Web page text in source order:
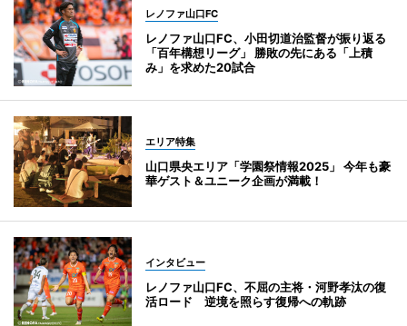
レノファ山口FC
レノファ山口FC、小田切道治監督が振り返る
「百年構想リーグ」 勝敗の先にある「上積
み」を求めた20試合
エリア特集
山口県央エリア「学園祭情報2025」 今年も豪
華ゲスト＆ユニーク企画が満載！
インタビュー
レノファ山口FC、不屈の主将・河野孝汰の復
活ロード 逆境を照らす復帰への軌跡